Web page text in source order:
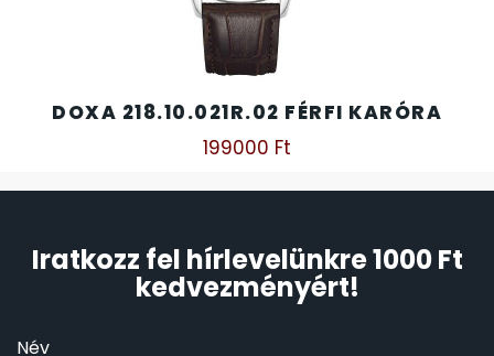
DOXA 218.10.021R.02 FÉRFI KARÓRA
199000 Ft
Iratkozz fel hírlevelünkre 1000 Ft
kedvezményért!
Név